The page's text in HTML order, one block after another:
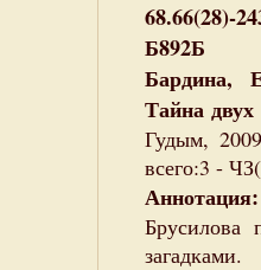
68.66(28)-
Б892Б
Бардина,
Тайна двух
Гудым,
всего:3 -
Аннотация:
Брусилова
загадками.